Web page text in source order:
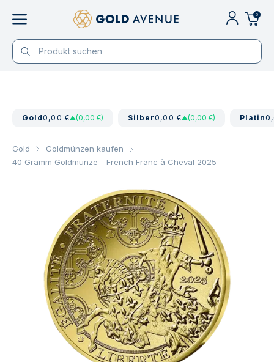
0
Gold0,00 € (0,00 €) Silber0,00 € (0,00 €) Platin
Gold
Goldmünzen kaufen
40 Gramm Goldmünze - French Franc à Cheval 2025